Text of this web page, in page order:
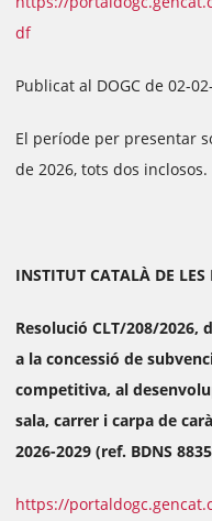
df
Publicat al DOGC de 02-
El període per presentar
de 2026, tots dos inclosos.
INSTITUT CATALÀ DE LES
Resolució CLT/208/2026,
a la concessió de
competitiva, al
sala, carrer i carpa de
2026-2029 (ref. BDNS
https://